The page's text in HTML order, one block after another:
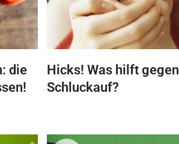
die
Hicks! Was hilft gegen
Schluckauf?